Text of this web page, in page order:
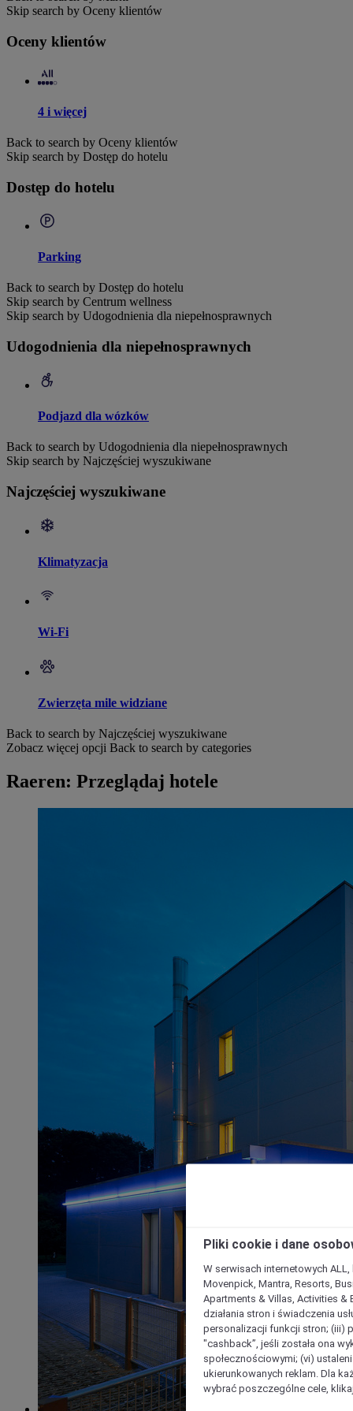
Skip search by Oceny klientów
Oceny klientów
4 i więcej
Back to search by Oceny klientów
Skip search by Dostęp do hotelu
Dostęp do hotelu
Parking
Back to search by Dostęp do hotelu
Skip search by Centrum wellness
Skip search by Udogodnienia dla niepełnosprawnych
Udogodnienia dla niepełnosprawnych
Podjazd dla wózków
Back to search by Udogodnienia dla niepełnosprawnych
Skip search by Najczęściej wyszukiwane
Najczęściej wyszukiwane
Klimatyzacja
Wi-Fi
Zwierzęta mile widziane
Back to search by Najczęściej wyszukiwane
Zobacz więcej opcji Back to search by categories
Raeren: Przeglądaj hotele
Pliki cookie i dane
W serwisach internetowych
Movenpick, Mantra, Resorts,
Apartments & Villas, Activities &
działania stron i świadczenia
personalizacji funkcji stron; (iii)
"cashback”, jeśli została ona
społecznościowymi; (vi)
ukierunkowanych reklam. Dla
wybrać poszczególne cele,